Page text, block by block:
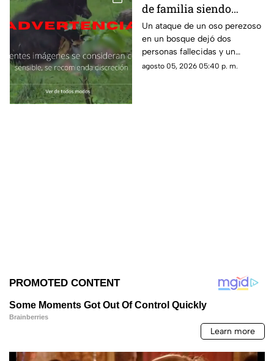
de familia siendo
DEVORADA por un oso
perezoso en pleno
monte
Un ataque de un oso perezoso
en un bosque dejó dos
personas fallecidas y un
sobreviviente; el caso quedó
agosto 05, 2026 05:40 p. m.